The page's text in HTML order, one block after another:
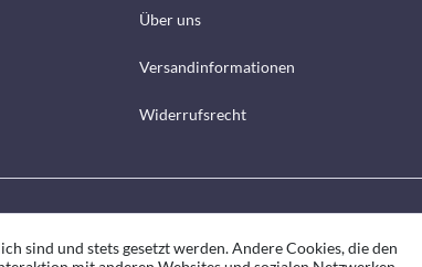
Über uns
Versandinformationen
Widerrufsrecht
sind und stets gesetzt werden. Andere Cookies, die den